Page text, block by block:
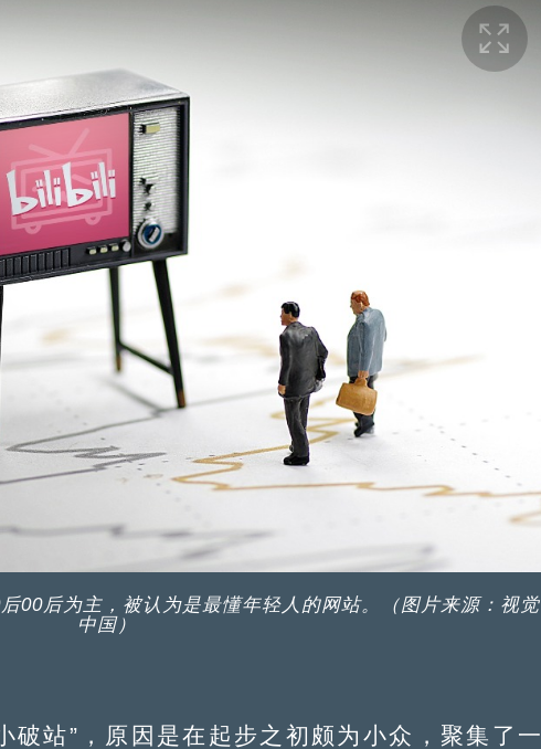
00后为主，被认为是最懂年轻人的网站。（图片来源：视觉
中国）
”，原因是在起步之初颇为小众，聚集了一